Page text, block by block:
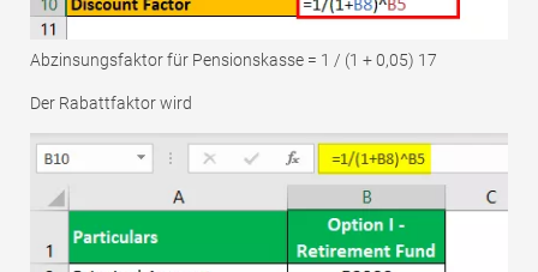
Abzinsungsfaktor für Pensionskasse = 1 / (1 + 0,05) 17
Der Rabattfaktor wird